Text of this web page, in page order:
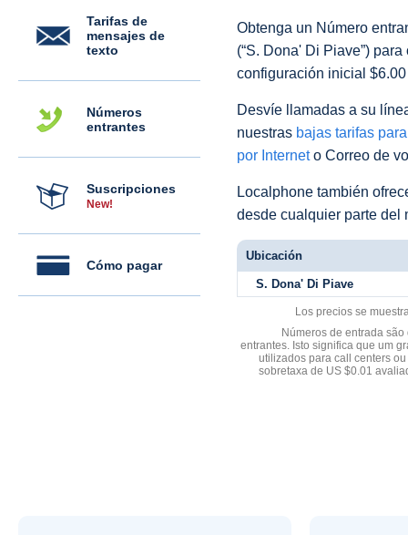
Tarifas de
mensajes de
texto
Números
entrantes
Suscripciones
New!
Cómo pagar
Obtenga un Número
(“S. Dona' Di Piave”)
configuración inicial
Desvíe llamadas a su
nuestras bajas tarifas
por Interneto Correo de
Localphone también
desde cualquier parte del
Ubicación
S. Dona' Di Piave
Los precios se
Números de entrada
entrantes. Isto significa que um
utilizados para call centers
sobretaxa de US $0.01